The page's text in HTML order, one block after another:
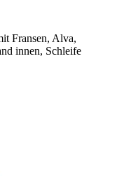
Fransen, Alva,
innen, Schleife